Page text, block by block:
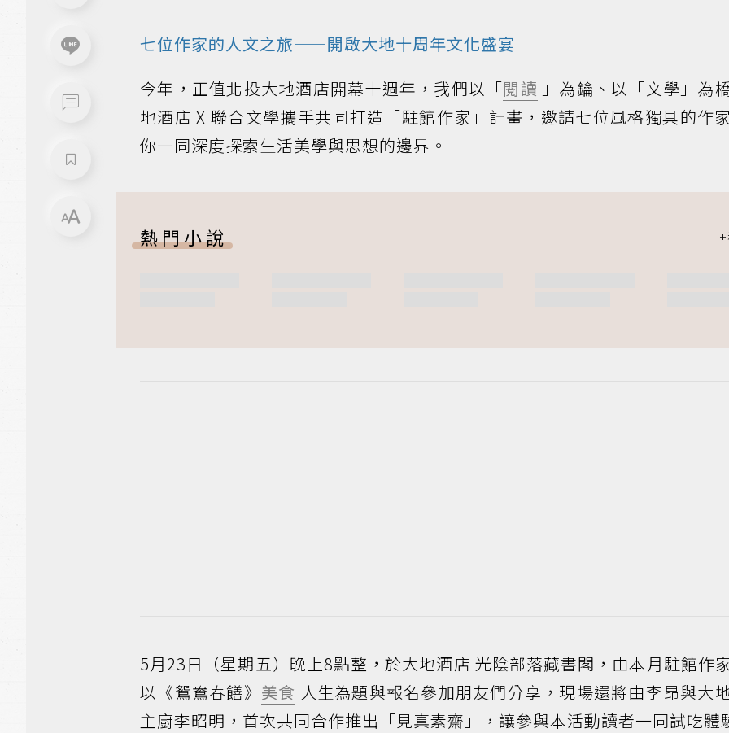
七位作家的人文之旅——開啟大地十周年文化盛宴
今年，正值北投大地酒店開幕十週年，我們以「閱讀 」為鑰、以「文學」為
地酒店 X 聯合文學攜手共同打造「駐館作家」計畫，邀請七位風格獨具的作
你一同深度探索生活美學與思想的邊界。
熱門小說
5月23日（星期五）晚上8點整，於大地酒店 光陰部落藏書閣，由本月駐館作
以《鴛鴦春饍》 美食 人生為題與報名參加朋友們分享，現場還將由李昂與大
主廚李昭明，首次共同合作推出「見真素齋」，讓參與本活動讀者一同試吃體